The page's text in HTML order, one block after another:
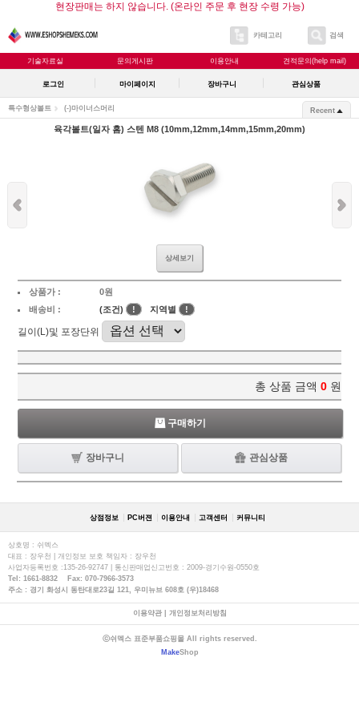
현장판매는 하지 않습니다. (온라인 주문 후 현장 수령 가능)
카테고리 검색
기술자료실 문의게시판 이용안내 견적문의(help mail)
로그인 마이페이지 장바구니 관심상품
특수형상볼트 (-)마이너스머리 Recent
육각볼트(일자 홈) 스텐 M8 (10mm,12mm,14mm,15mm,20mm)
상세보기
상품가 :
0원
배송비 :
(조건) ! 지역별 !
길이(L)및 포장단위
총 상품 금액 0 원
구매하기
장바구니 관심상품
상점정보 PC버젼 이용안내 고객센터 커뮤니티
상호명 : 쉬멕스
대표 : 장우천 | 개인정보 보호 책임자 : 장우천
사업자등록번호 :135-26-92747 | 통신판매업신고번호 : 2009-경기수원-0550호
Tel: 1661-8832 Fax: 070-7966-3573
주소 : 경기 화성시 동탄대로23길 121, 우미뉴브 608호 (우)18468
이용약관| 개인정보처리방침
ⓒ쉬멕스 표준부품쇼핑몰 All rights reserved.
MakeShop